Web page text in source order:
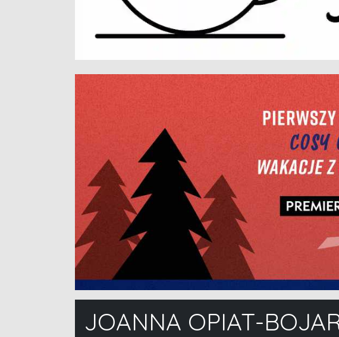
JOANNA OPIAT-